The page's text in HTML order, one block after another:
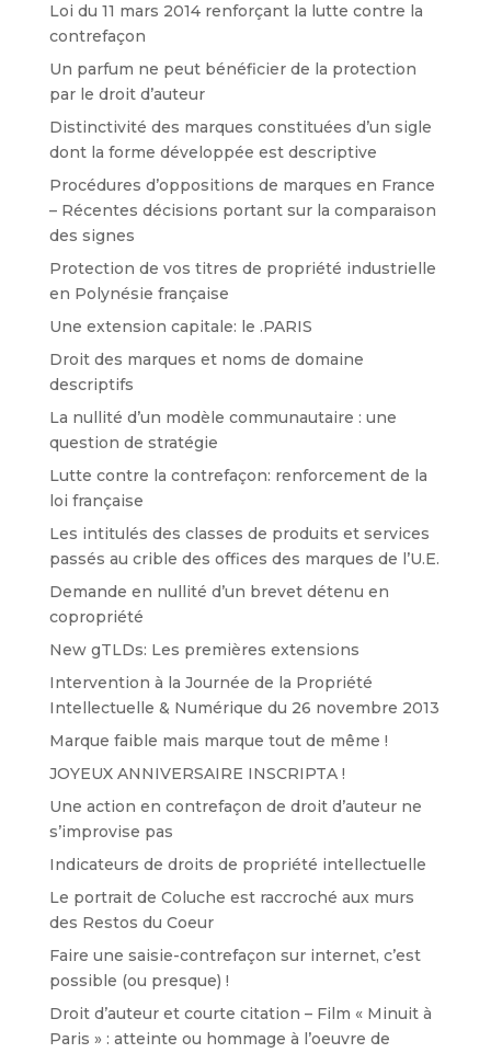
Loi du 11 mars 2014 renforçant la lutte contre la
contrefaçon
Un parfum ne peut bénéficier de la protection
par le droit d’auteur
Distinctivité des marques constituées d’un sigle
dont la forme développée est descriptive
Procédures d’oppositions de marques en France
– Récentes décisions portant sur la comparaison
des signes
Protection de vos titres de propriété industrielle
en Polynésie française
Une extension capitale: le .PARIS
Droit des marques et noms de domaine
descriptifs
La nullité d’un modèle communautaire : une
question de stratégie
Lutte contre la contrefaçon: renforcement de la
loi française
Les intitulés des classes de produits et services
passés au crible des offices des marques de l’U.E.
Demande en nullité d’un brevet détenu en
copropriété
New gTLDs: Les premières extensions
Intervention à la Journée de la Propriété
Intellectuelle & Numérique du 26 novembre 2013
Marque faible mais marque tout de même !
JOYEUX ANNIVERSAIRE INSCRIPTA !
Une action en contrefaçon de droit d’auteur ne
s’improvise pas
Indicateurs de droits de propriété intellectuelle
Le portrait de Coluche est raccroché aux murs
des Restos du Coeur
Faire une saisie-contrefaçon sur internet, c’est
possible (ou presque) !
Droit d’auteur et courte citation – Film « Minuit à
Paris » : atteinte ou hommage à l’oeuvre de